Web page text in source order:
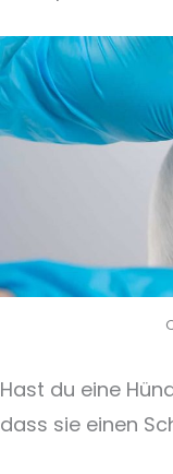
Hast du eine
dass sie einen